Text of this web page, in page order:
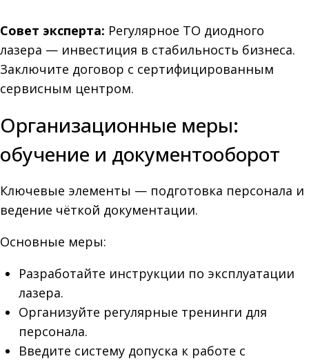
Совет эксперта: Регулярное ТО диодного
лазера — инвестиция в стабильность бизнеса.
Заключите договор с сертифицированным
сервисным центром.
Организационные меры:
обучение и документооборот
Ключевые элементы — подготовка персонала и
ведение чёткой документации.
Основные меры:
Разработайте инструкции по эксплуатации
лазера.
Организуйте регулярные тренинги для
персонала.
Введите систему допуска к работе с